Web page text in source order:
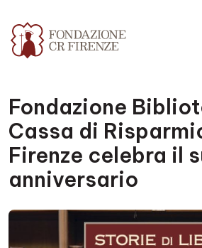
Fondazione
Cassa di
Firenze celebra il
anniversario